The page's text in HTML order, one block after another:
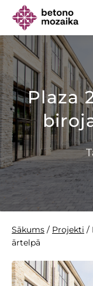
Plaza
Sākums / Projekti /
ārtelpā